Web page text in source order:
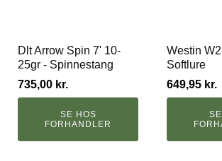
Dlt Arrow Spin 7' 10-
25gr - Spinnestang
735,00 kr.
SE HOS
FORHANDLER
Westin
Softlure
649,95 kr.